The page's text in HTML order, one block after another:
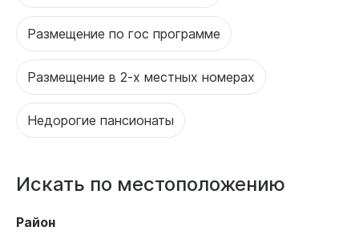
Размещение по гос программе
Размещение в 2-х местных номерах
Недорогие пансионаты
Искать по местоположению
Район